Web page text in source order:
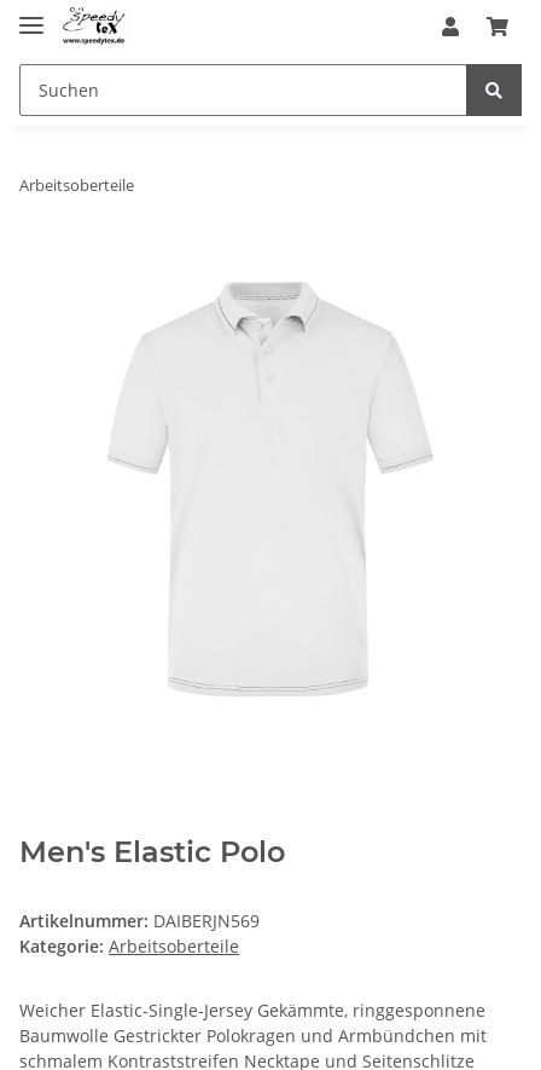
Arbeitsoberteile
Men's Elastic Polo
Artikelnummer: DAIBERJN569
Kategorie: Arbeitsoberteile
Weicher Elastic-Single-Jersey Gekämmte, ringgesponnene
Baumwolle Gestrickter Polokragen und Armbündchen mit
schmalem Kontraststreifen Necktape und Seitenschlitze